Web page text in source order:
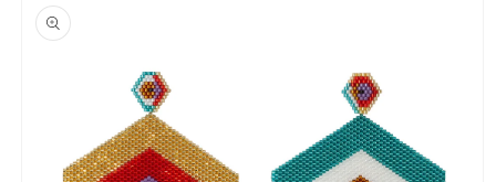
product
information